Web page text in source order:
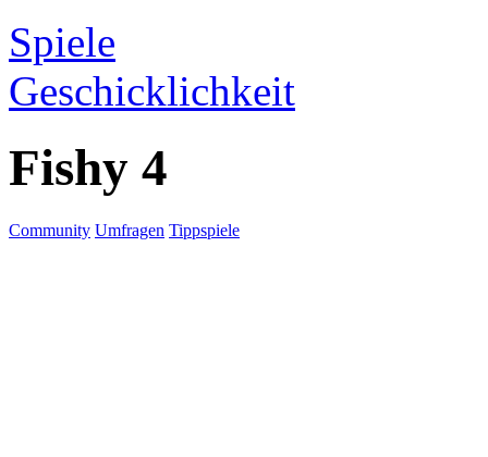
Spiele
Geschicklichkeit
Fishy 4
Community Umfragen Tippspiele